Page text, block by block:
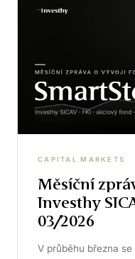
CAPITAL MARKETS
Měsíční
Investhy
03/2026
V průběhu března